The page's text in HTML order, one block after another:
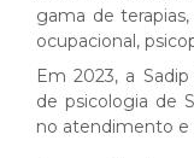
gama de
ocupacional,
Em 2023, a
de psicologia de
no atendimento e